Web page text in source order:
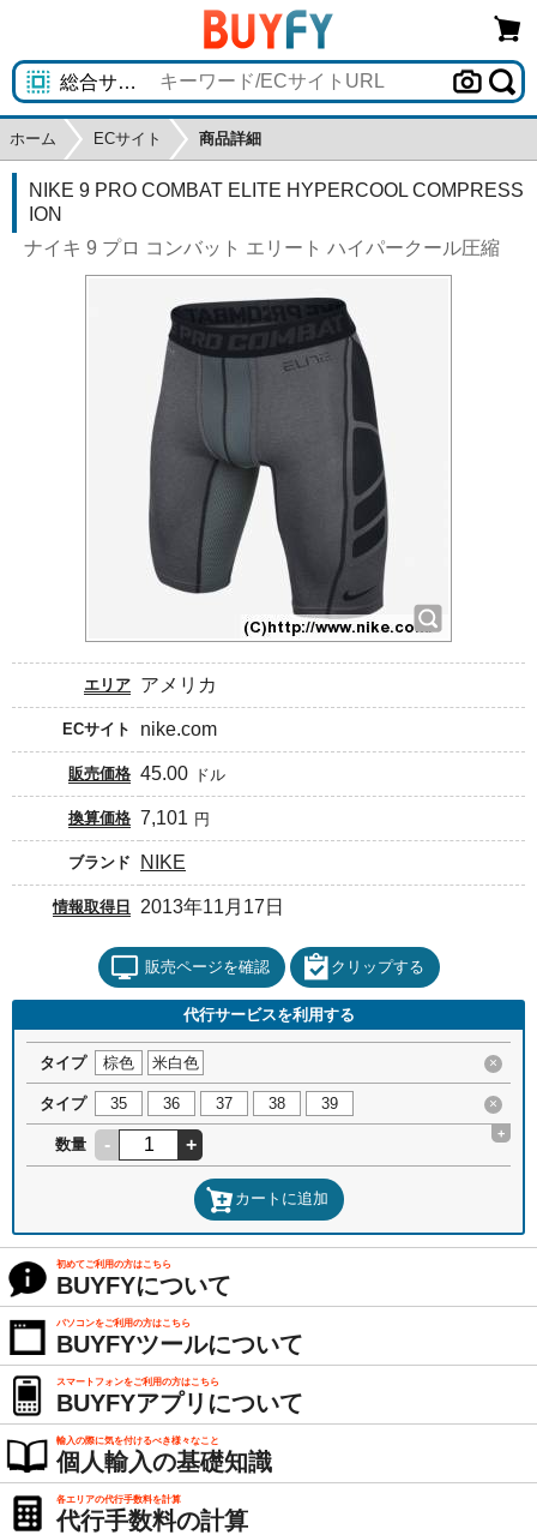
ホーム ECサイト 商品詳細
NIKE 9 PRO COMBAT ELITE HYPERCOOL COMPRESS
ION
ナイキ 9 プロ コンバット エリート ハイパークール圧縮
エリア アメリカ
ECサイト nike.com
販売価格 45.00 ドル
換算価格 7,101 円
ブランド NIKE
情報取得日 2013年11月17日
販売ページを確認 クリップする
代行サービスを利用する
タイプ 棕色 米白色 ×
タイプ 35 36 37 38 39 ×
数量 - +
+
カートに追加
初めてご利用の方はこちら
BUYFYについて
パソコンをご利用の方はこちら
BUYFYツールについて
スマートフォンをご利用の方はこちら
BUYFYアプリについて
輸入の際に気を付けるべき様々なこと
個人輸入の基礎知識
各エリアの代行手数料を計算
代行手数料の計算